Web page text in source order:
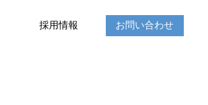
採用情報 お問い合わせ